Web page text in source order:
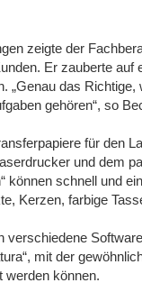
zeigte der
Er zauberte
„Genau das
gehören“, so
für den
und dem
können schnell und
Kerzen, farbige
verschiedene
mit der
werden können.